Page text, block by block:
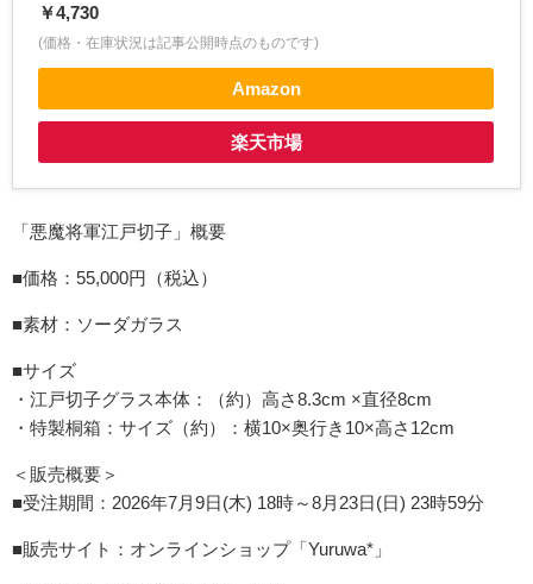
￥4,730
(価格・在庫状況は記事公開時点のものです)
Amazon
楽天市場
「悪魔将軍江戸切子」概要
■価格：55,000円（税込）
■素材：ソーダガラス
■サイズ
・江戸切子グラス本体：（約）高さ8.3cm ×直径8cm
・特製桐箱：サイズ（約）：横10×奥行き10×高さ12cm
＜販売概要＞
■受注期間：2026年7月9日(木) 18時～8月23日(日) 23時59分
■販売サイト：オンラインショップ「Yuruwa*」